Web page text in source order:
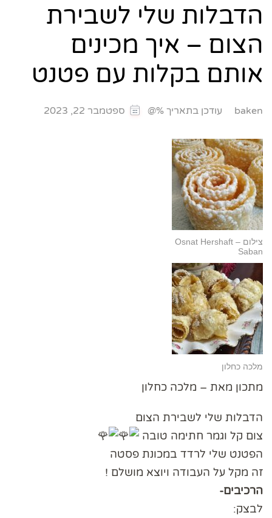
הדבלות שלי לשבירת
הצום – איך מכינים
אותם בקלות עם פטנט
baken עודכן בתאריך %@ ספטמבר 22, 2023
צילום – Osnat Hershaft
Saban
מלכה כחלון
מתכון מאת – מלכה כחלון
הדבלות שלי לשבירת הצום
צום קל וגמר חתימה טובה
הפטנט שלי לרדד במכונת פסטה
זה מקל על העבודה ויוצא מושלם !
הרכיבים-
לבצק: